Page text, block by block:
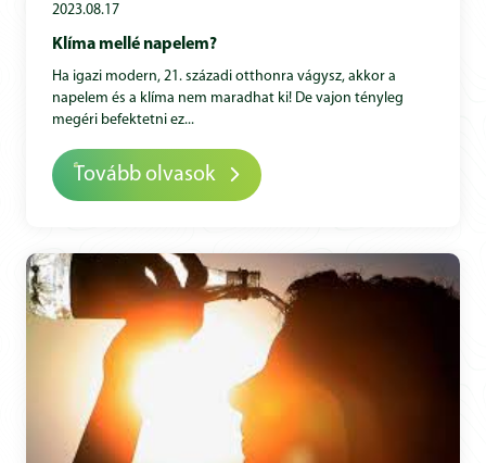
2023.08.17
Klíma mellé napelem?
Ha igazi modern, 21. századi otthonra vágysz, akkor a
napelem és a klíma nem maradhat ki! De vajon tényleg
megéri befektetni ez...
Tovább olvasok